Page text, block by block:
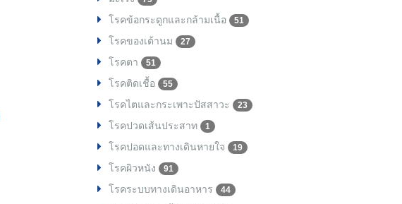
โรคข้อกระดูกและกล้ามเนื้อ 51
โรคของเต้านม 27
โรคตา 51
โรคติดเชื้อ 55
โรคไตและกระเพาะปัสสาวะ 23
โรคปวดเส้นประสาท 1
โรคปอดและทางเดินหายใจ 19
โรคผิวหนัง 91
โรคระบบทางเดินอาหาร 44